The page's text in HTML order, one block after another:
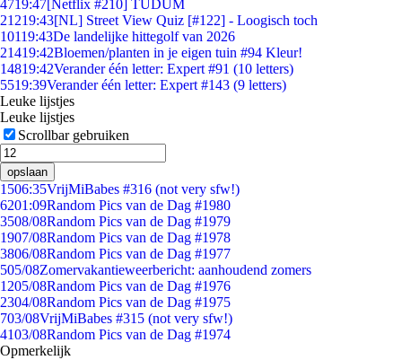
4719:47[Netflix #210] TUDUM
21219:43[NL] Street View Quiz [#122] - Loogisch toch
10119:43De landelijke hittegolf van 2026
21419:42Bloemen/planten in je eigen tuin #94 Kleur!
14819:42Verander één letter: Expert #91 (10 letters)
5519:39Verander één letter: Expert #143 (9 letters)
Leuke lijstjes
Leuke lijstjes
Scrollbar gebruiken
opslaan
1506:35VrijMiBabes #316 (not very sfw!)
6201:09Random Pics van de Dag #1980
3508/08Random Pics van de Dag #1979
1907/08Random Pics van de Dag #1978
3806/08Random Pics van de Dag #1977
505/08Zomervakantieweerbericht: aanhoudend zomers
1205/08Random Pics van de Dag #1976
2304/08Random Pics van de Dag #1975
703/08VrijMiBabes #315 (not very sfw!)
4103/08Random Pics van de Dag #1974
Opmerkelijk